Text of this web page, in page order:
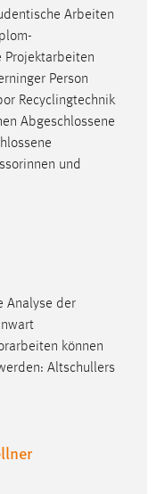
Arbeiten
Projektarbeiten
Person
Recyclingtechnik
Abgeschlossene
und
Analyse der
können
Altschullers